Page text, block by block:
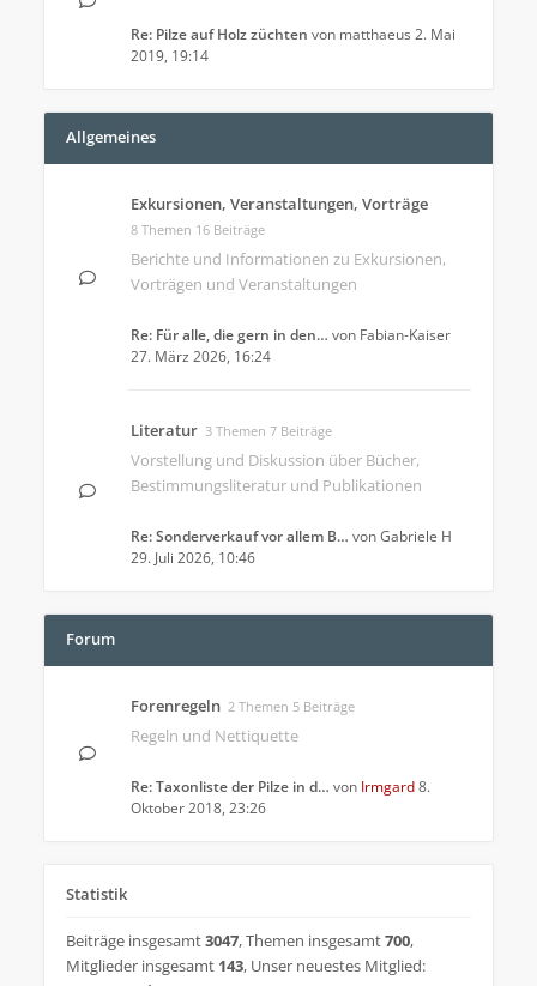
Re: Pilze auf Holz züchten von matthaeus 2. Mai
2019, 19:14
Allgemeines
Exkursionen, Veranstaltungen, Vorträge
8 Themen 16 Beiträge
Berichte und Informationen zu Exkursionen,
Vorträgen und Veranstaltungen
Re: Für alle, die gern in den… von Fabian-Kaiser
27. März 2026, 16:24
Literatur 3 Themen 7 Beiträge
Vorstellung und Diskussion über Bücher,
Bestimmungsliteratur und Publikationen
Re: Sonderverkauf vor allem B… vonGabriele H
29. Juli 2026, 10:46
Forum
Forenregeln 2 Themen 5 Beiträge
Regeln und Nettiquette
Re: Taxonliste der Pilze in d… von Irmgard8.
Oktober 2018, 23:26
Statistik
Beiträge insgesamt3047,Themen insgesamt700,
Mitglieder insgesamt 143, Unser neuestes Mitglied: